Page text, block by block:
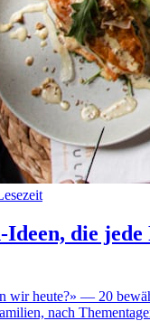
Ideen, die
wir heute?» — 20
nach